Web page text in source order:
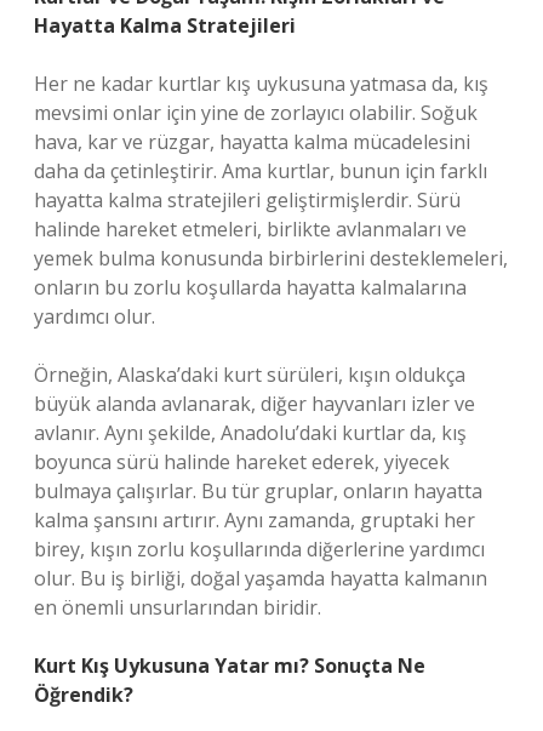
Hayatta Kalma Stratejileri
Her ne kadar kurtlar kış uykusuna yatmasa da, kış
mevsimi onlar için yine de zorlayıcı olabilir. Soğuk
hava, kar ve rüzgar, hayatta kalma mücadelesini
daha da çetinleştirir. Ama kurtlar, bunun için farklı
hayatta kalma stratejileri geliştirmişlerdir. Sürü
halinde hareket etmeleri, birlikte avlanmaları ve
yemek bulma konusunda birbirlerini desteklemeleri,
onların bu zorlu koşullarda hayatta kalmalarına
yardımcı olur.
Örneğin, Alaska’daki kurt sürüleri, kışın oldukça
büyük alanda avlanarak, diğer hayvanları izler ve
avlanır. Aynı şekilde, Anadolu’daki kurtlar da, kış
boyunca sürü halinde hareket ederek, yiyecek
bulmaya çalışırlar. Bu tür gruplar, onların hayatta
kalma şansını artırır. Aynı zamanda, gruptaki her
birey, kışın zorlu koşullarında diğerlerine yardımcı
olur. Bu iş birliği, doğal yaşamda hayatta kalmanın
en önemli unsurlarından biridir.
Kurt Kış Uykusuna Yatar mı? Sonuçta Ne
Öğrendik?